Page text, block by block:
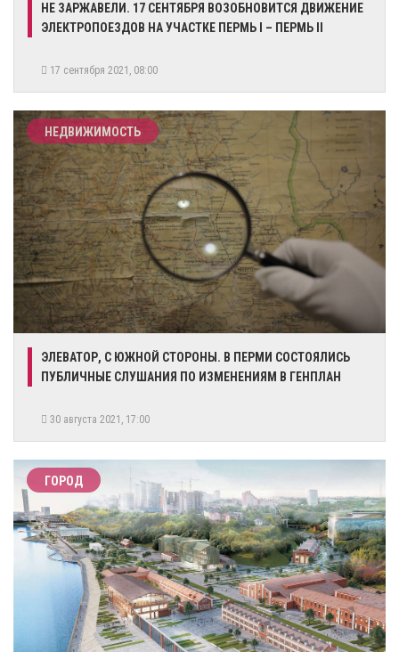
НЕ ЗАРЖАВЕЛИ. 17 СЕНТЯБРЯ ВОЗОБНОВИТСЯ ДВИЖЕНИЕ
ЭЛЕКТРОПОЕЗДОВ НА УЧАСТКЕ ПЕРМЬ I – ПЕРМЬ II
17 сентября 2021, 08:00
НЕДВИЖИМОСТЬ
ЭЛЕВАТОР, С ЮЖНОЙ СТОРОНЫ. В ПЕРМИ СОСТОЯЛИСЬ
ПУБЛИЧНЫЕ СЛУШАНИЯ ПО ИЗМЕНЕНИЯМ В ГЕНПЛАН
30 августа 2021, 17:00
ГОРОД